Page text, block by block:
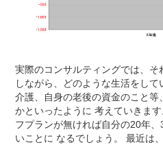
実際のコンサルティングでは、
しながら、どのような生活をして
介護、自身の老後の資金のこと等
かといったように 考えていきま
フプランが無ければ自分の20年
いことに なるでしょう。 最近は